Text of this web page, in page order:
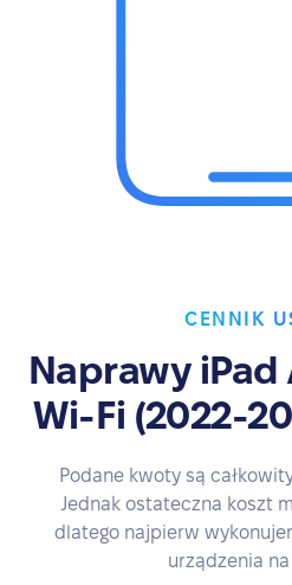
CENNIK
Naprawy iPad
Wi-Fi (2022-
Podane kwoty są
Jednak ostateczna koszt
dlatego najpierw
urządzenia